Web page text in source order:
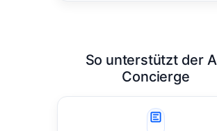
So unterstützt der
Concierge